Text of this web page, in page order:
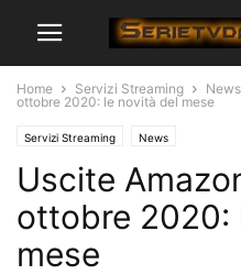
Home Servizi Streaming News
ottobre 2020: le novità del mese
Servizi Streaming News
Uscite
ottobre 2020:
mese